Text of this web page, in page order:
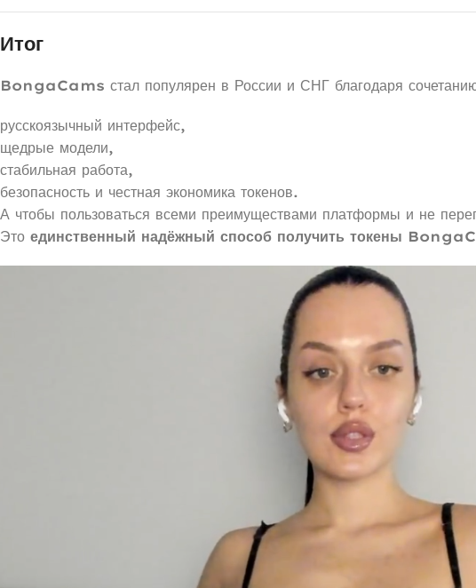
Итог
BongaCams стал популярен в России и СНГ благодаря
русскоязычный интерфейс,
щедрые модели,
стабильная работа,
безопасность и честная экономика токенов.
А чтобы пользоваться всеми преимуществами платформы и не
Это единственный надёжный способ получить токены